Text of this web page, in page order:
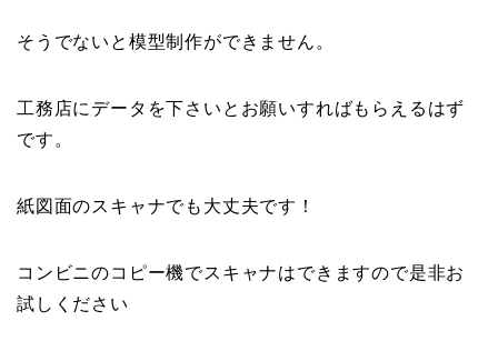
そうでないと模型制作ができません。
工務店にデータを下さいとお願いすればもらえるはず
です。
紙図面のスキャナでも大丈夫です！
コンビニのコピー機でスキャナはできますので是非お
試しください